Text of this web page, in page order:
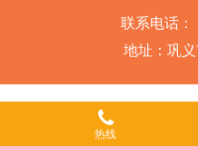
联系电话：
地址：巩
热线